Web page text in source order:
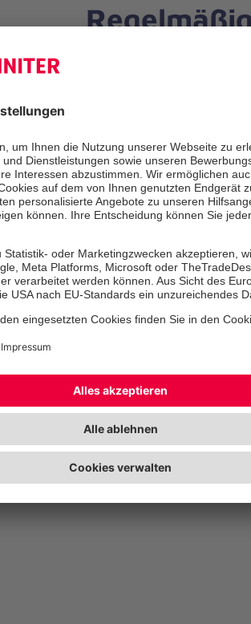
Bei den regelmäßigen
unterschiedlichste
anderen ins Gespräch
beisammen sein.
Teilnahme an
per Telefon oder E-Mail.
Tel: 03521 45 93 770
Wir freuen uns auf Ihren
Bitte beachten Sie:
Der Eingang zur
die Bushaltestelle und